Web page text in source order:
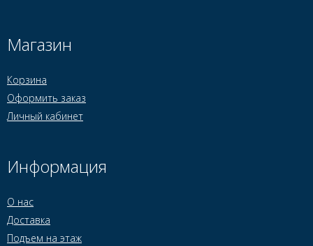
Магазин
Корзина
Оформить заказ
Личный кабинет
Информация
О нас
Доставка
Подъем на этаж